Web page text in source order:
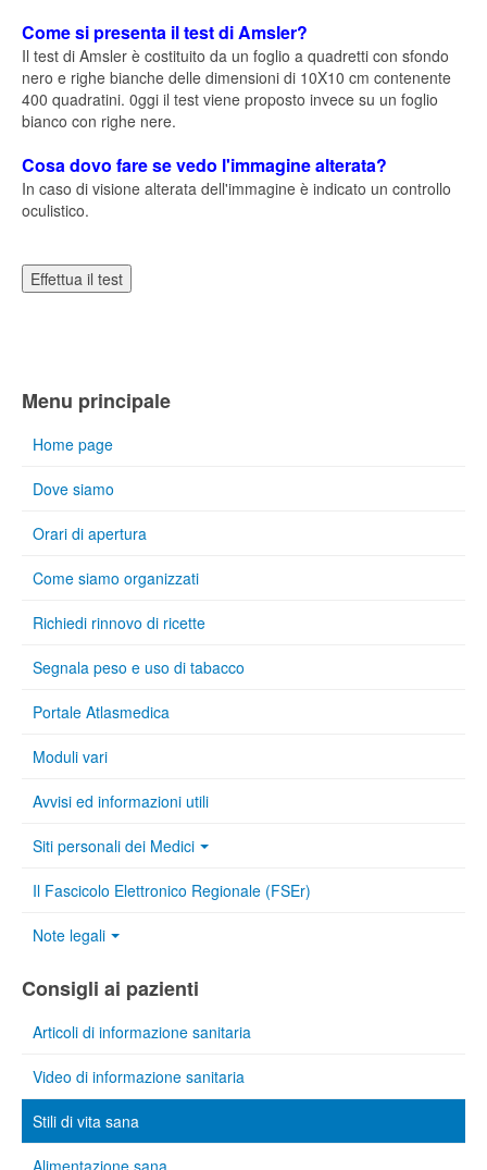
Come si presenta il test di Amsler?
Il test di Amsler è costituito da un foglio a quadretti con sfondo
nero e righe bianche delle dimensioni di 10X10 cm contenente
400 quadratini. 0ggi il test viene proposto invece su un foglio
bianco con righe nere.
Cosa dovo fare se vedo l'immagine alterata?
In caso di visione alterata dell'immagine è indicato un controllo
oculistico.
Menu principale
Home page
Dove siamo
Orari di apertura
Come siamo organizzati
Richiedi rinnovo di ricette
Segnala peso e uso di tabacco
Portale Atlasmedica
Moduli vari
Avvisi ed informazioni utili
Siti personali dei Medici
Il Fascicolo Elettronico Regionale (FSEr)
Note legali
Consigli ai pazienti
Articoli di informazione sanitaria
Video di informazione sanitaria
Stili di vita sana
Alimentazione sana